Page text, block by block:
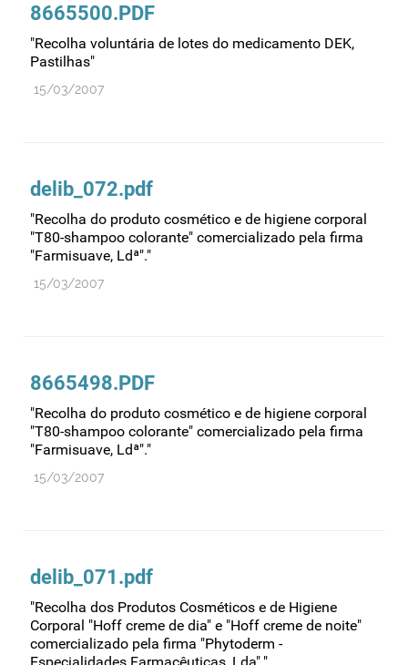
Plantas medicinais
Prescrição
Preços
Publicidade
Reações adversas
Recursos humanos
Substâncias controladas
Supervisão do mercado
Taxas
Tecnologias da saúde
Vigilância de dispositivos médicos
8665500.PDF
"Recolha voluntária de lotes do medicamento DEK,
Pastilhas"
15/03/2007
delib_072.pdf
"Recolha do produto cosmético e de higiene corporal
"T80-shampoo colorante" comercializado pela firma
"Farmisuave, Ldª"."
15/03/2007
8665498.PDF
"Recolha do produto cosmético e de higiene corporal
"T80-shampoo colorante" comercializado pela firma
"Farmisuave, Ldª"."
15/03/2007
delib_071.pdf
"Recolha dos Produtos Cosméticos e de Higiene
Corporal "Hoff creme de dia" e "Hoff creme de noite"
comercializado pela firma "Phytoderm -